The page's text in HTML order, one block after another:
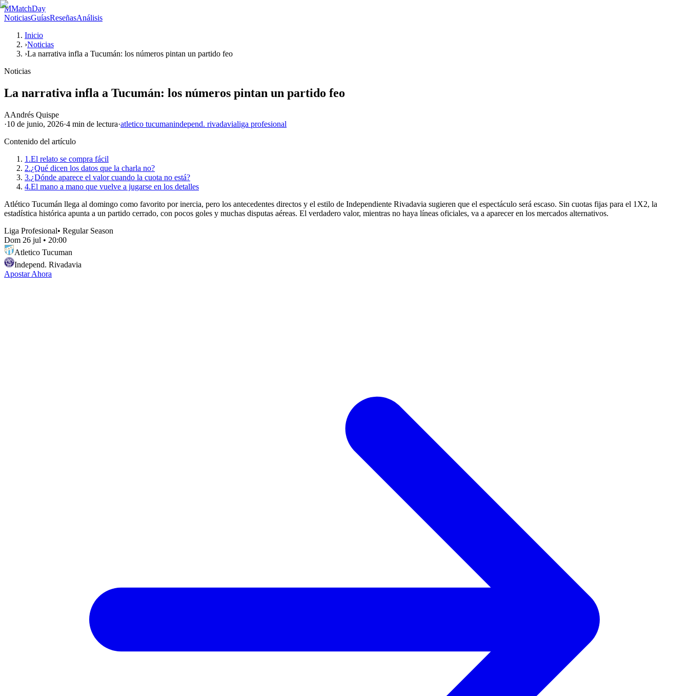
MMatchDay
NoticiasGuíasReseñasAnálisis
Inicio
›Noticias
›La narrativa infla a Tucumán: los números pintan un partido feo
Noticias
La narrativa infla a Tucumán: los números pintan un partido feo
AAndrés Quispe
·10 de junio, 2026·4 min de lectura·atletico tucumanindepend. rivadavialiga profesional
Contenido del artículo
1.El relato se compra fácil
2.¿Qué dicen los datos que la charla no?
3.¿Dónde aparece el valor cuando la cuota no está?
4.El mano a mano que vuelve a jugarse en los detalles
Atlético Tucumán llega al domingo como favorito por inercia, pero los antecedentes directos y el estilo de Independiente Rivadavia sugieren que el espectáculo será escaso. Sin cuotas fijas para el 1X2, la
estadística histórica apunta a un partido cerrado, con pocos goles y muchas disputas aéreas. El verdadero valor, mientras no haya líneas oficiales, va a aparecer en los mercados alternativos.
Liga Profesional• Regular Season
Dom 26 jul • 20:00
Atletico Tucuman
Independ. Rivadavia
Apostar Ahora